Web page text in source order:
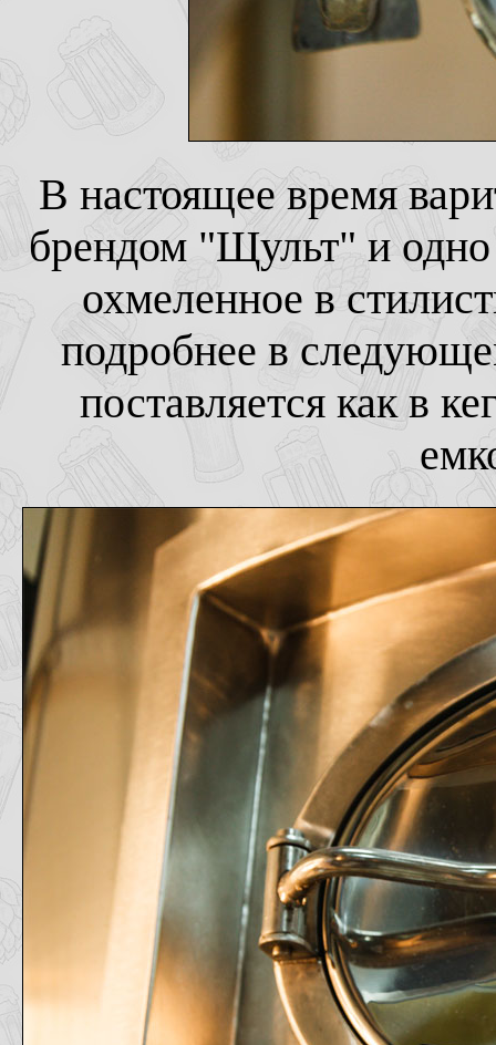
В настоящее время
брендом "Щульт" и
охмеленное в
подробнее в
поставляется как в